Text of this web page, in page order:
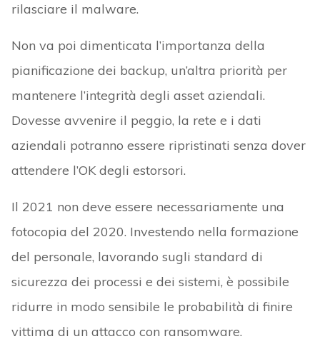
rilasciare il malware.
Non va poi dimenticata l’importanza della
pianificazione dei backup, un’altra priorità per
mantenere l’integrità degli asset aziendali.
Dovesse avvenire il peggio, la rete e i dati
aziendali potranno essere ripristinati senza dover
attendere l’OK degli estorsori.
Il 2021 non deve essere necessariamente una
fotocopia del 2020. Investendo nella formazione
del personale, lavorando sugli standard di
sicurezza dei processi e dei sistemi, è possibile
ridurre in modo sensibile le probabilità di finire
vittima di un attacco con ransomware.